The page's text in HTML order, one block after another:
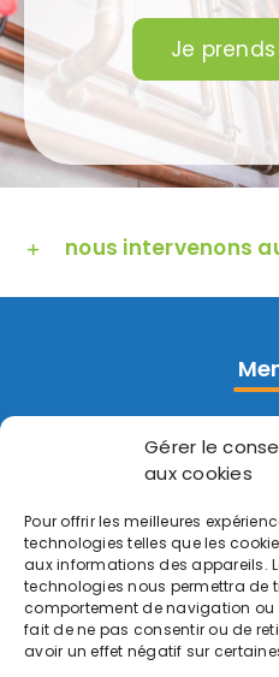
Gérer le
aux cookies
Pour offrir les meilleures
technologies telles que les
aux informations des appareils.
technologies nous permettra de
comportement de navigation ou
fait de ne pas consentir ou de
avoir un effet négatif sur
Je
nous intervenons
Pompe